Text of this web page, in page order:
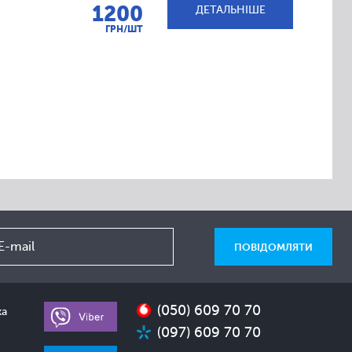
1200
ГРН/ШТ
ДЕТАЛЬНІШЕ
(050) 609 70 70
(097) 609 70 70